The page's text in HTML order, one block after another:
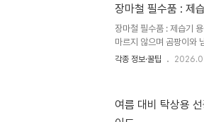
BEST 10을 소개합니다.
용하는 사람이라면 가장
장마철 필수품 : 제
장마철 필수품 : 제습기
마르지 않으며 곰팡이와
때문에 불쾌지수가 크게
하루 동안 제거할 수 있
각종 정보·꿀팁
여름 대비 탁상용